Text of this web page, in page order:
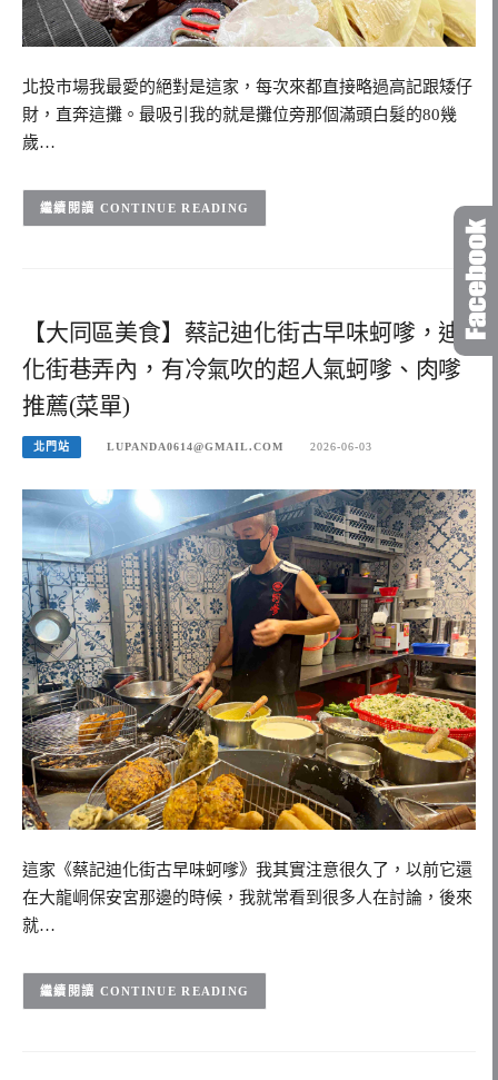
北投市場我最愛的絕對是這家，每次來都直接略過高記跟矮仔
財，直奔這攤。最吸引我的就是攤位旁那個滿頭白髮的80幾
歲…
CONTINUE READING
【大同區美食】蔡記迪化街古早味蚵嗲，迪
化街巷弄內，有冷氣吹的超人氣蚵嗲、肉嗲
推薦(菜單)
北門站 LUPANDA0614@GMAIL.COM 2026-06-03
這家《蔡記迪化街古早味蚵嗲》我其實注意很久了，以前它還
在大龍峒保安宮那邊的時候，我就常看到很多人在討論，後來
就…
CONTINUE READING